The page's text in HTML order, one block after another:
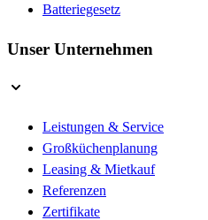
Batteriegesetz
Unser Unternehmen
Leistungen & Service
Großküchenplanung
Leasing & Mietkauf
Referenzen
Zertifikate